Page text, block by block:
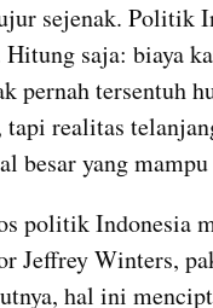
sejenak. Politik
Hitung saja: biaya
pernah tersentuh
realitas
besar yang
politik Indonesia
Jeffrey Winters,
hal ini